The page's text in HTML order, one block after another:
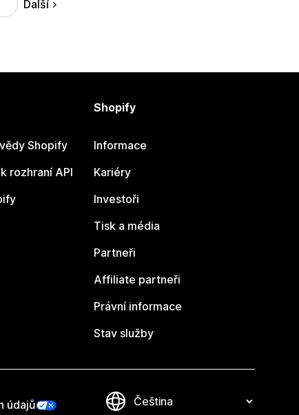
Další
Shopify
rozhraní API
Shopify
Informace
Kariéry
Investoři
Tisk a média
Partneři
Affiliate partneři
Právní informace
Stav služby
údajů